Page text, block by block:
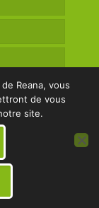
Reana, vous
de vous
site.